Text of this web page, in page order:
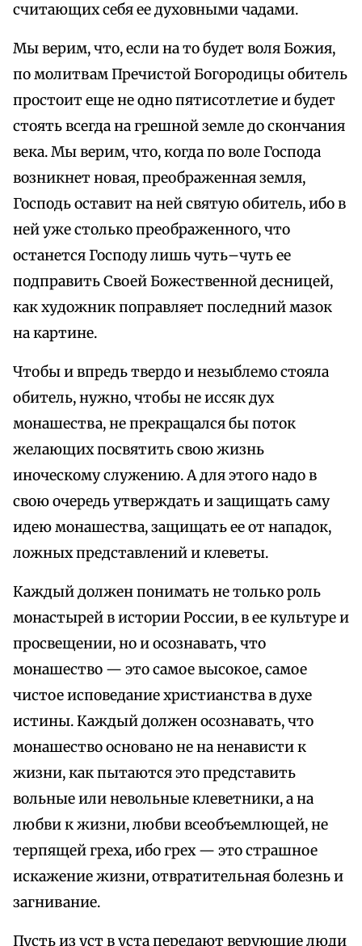
считающих себя ее духовными чадами.
Мы верим, что, если на то будет воля Божия,
по молитвам Пречистой Богородицы обитель
простоит еще не одно пятисотлетие и будет
стоять всегда на грешной земле до скончания
века. Мы верим, что, когда по воле Господа
возникнет новая, преображенная земля,
Господь оставит на ней святую обитель, ибо в
ней уже столько преображенного, что
останется Господу лишь чуть–чуть ее
подправить Своей Божественной десницей,
как художник поправляет последний мазок
на картине.
Чтобы и впредь твердо и незыблемо стояла
обитель, нужно, чтобы не иссяк дух
монашества, не прекращался бы поток
желающих посвятить свою жизнь
иноческому служению. А для этого надо в
свою очередь утверждать и защищать саму
идею монашества, защищать ее от нападок,
ложных представлений и клеветы.
Каждый должен понимать не только роль
монастырей в истории России, в ее культуре и
просвещении, но и осознавать, что
монашество — это самое высокое, самое
чистое исповедание христианства в духе
истины. Каждый должен осознавать, что
монашество основано не на ненависти к
жизни, как пытаются это представить
вольные или невольные клеветники, а на
любви к жизни, любви всеобъемлющей, не
терпящей греха, ибо грех — это страшное
искажение жизни, отвратительная болезнь и
загнивание.
Пусть из уст в уста передают верующие люди